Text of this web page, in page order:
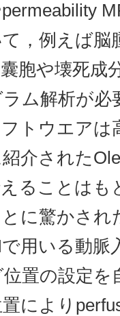
，例えば脳
胞や壊死成
ム解析が
トウエアは
介された
ることはも
に驚かされ
用いる動脈
置の設定を
により